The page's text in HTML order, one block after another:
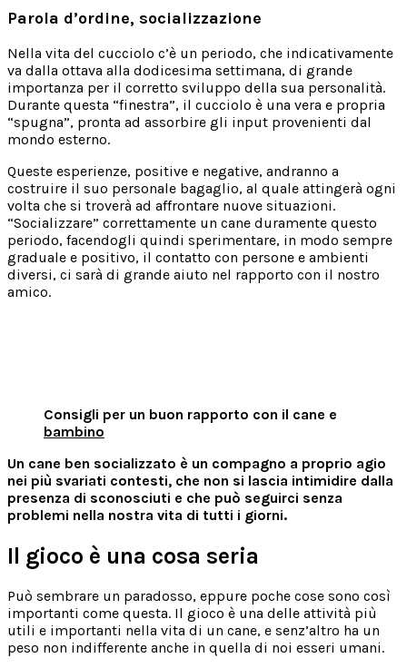
Parola d’ordine, socializzazione
Nella vita del cucciolo c’è un periodo, che indicativamente
va dalla ottava alla dodicesima settimana, di grande
importanza per il corretto sviluppo della sua personalità.
Durante questa “finestra”, il cucciolo è una vera e propria
“spugna”, pronta ad assorbire gli input provenienti dal
mondo esterno.
Queste esperienze, positive e negative, andranno a
costruire il suo personale bagaglio, al quale attingerà ogni
volta che si troverà ad affrontare nuove situazioni.
“Socializzare” correttamente un cane duramente questo
periodo, facendogli quindi sperimentare, in modo sempre
graduale e positivo, il contatto con persone e ambienti
diversi, ci sarà di grande aiuto nel rapporto con il nostro
amico.
Consigli per un buon rapporto con il cane e
bambino
Un cane ben socializzato è un compagno a proprio agio
nei più svariati contesti, che non si lascia intimidire dalla
presenza di sconosciuti e che può seguirci senza
problemi nella nostra vita di tutti i giorni.
Il gioco è una cosa seria
Può sembrare un paradosso, eppure poche cose sono così
importanti come questa. Il gioco è una delle attività più
utili e importanti nella vita di un cane, e senz’altro ha un
peso non indifferente anche in quella di noi esseri umani.